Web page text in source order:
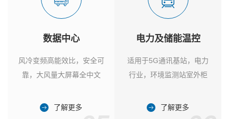
数据中心
风冷变频高能效比，安全可
靠，大风量大屏幕全中文
了解更多
电力及储能温控
适用于5G通讯基站，电力
行业，环境监测站室外柜
了解更多